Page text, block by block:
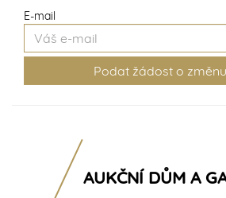
E-mail
AUKČNÍ DŮM A